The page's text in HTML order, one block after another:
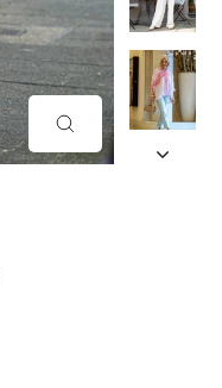
SCHLIESSEN (
ESC)